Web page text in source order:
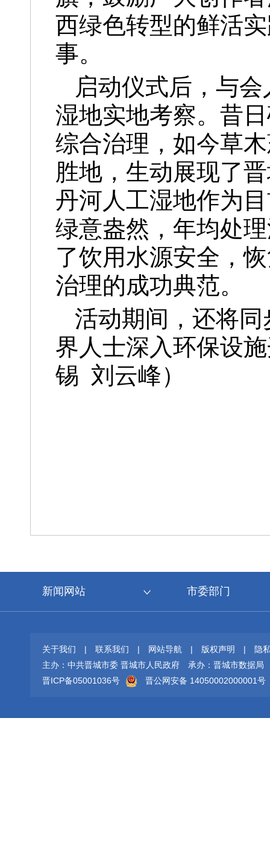
西绿色转型的鲜活
事。
启动仪式后，与
湿地实地考察。昔
综合治理，如今草
胜地，生动展现了
丹河人工湿地作为
绿意盎然，年均处
了饮用水源安全，
治理的成功典范。
活动期间，还将
界人士深入环保设
锡 刘云峰）
新闻网站 市委部门
关于我们 | 联系我们 | 网站导航 | 版权声明 |
隐
主办：中共晋城市委 晋城市人民政府
承办：晋城市数据局
晋ICP备05001036号
晋公网安备 14050002000001号